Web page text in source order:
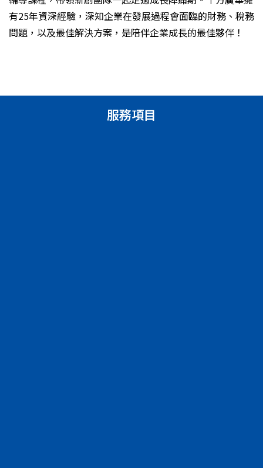
有25年資深經驗，深知企業在發展過程會面臨的財務、稅務
問題，以及最佳解決方案，是陪伴企業成長的最佳夥伴！
服務項目